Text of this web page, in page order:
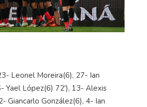
Leonel Moreira(6), 27- Ian
Yael López(6) 72'), 13- Alexis
Giancarlo González(6), 4- Ian